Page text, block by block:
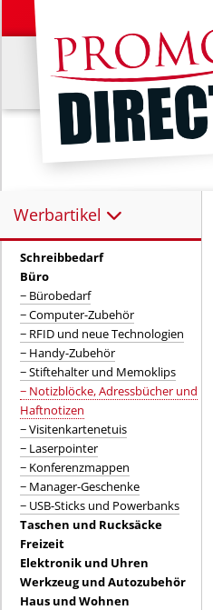
Werbartikel
Werbartikel:
Schreibbedarf
Büro
− Bürobedarf
− Computer-Zubehör
− RFID und neue Technologien
− Handy-Zubehör
− Stiftehalter und Memoklips
− Notizblöcke, Adressbücher und
Haftnotizen
− Visitenkartenetuis
− Laserpointer
− Konferenzmappen
− Manager-Geschenke
− USB-Sticks und Powerbanks
Taschen und Rucksäcke
Freizeit
Elektronik und Uhren
Werkzeug und Autozubehör
Haus und Wohnen